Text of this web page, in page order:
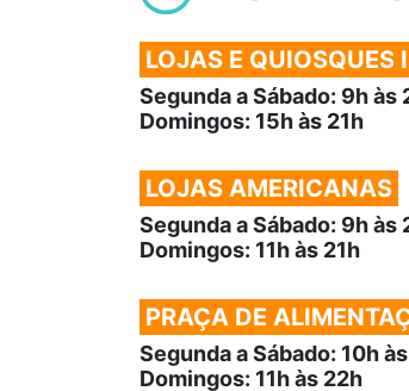
LOJAS E QUIOSQUES
Segunda a Sábado: 9h às
Domingos: 15h às 21h
LOJAS AMERICANAS
Segunda a Sábado: 9h às
Domingos: 11h às 21h
PRAÇA DE
Segunda a Sábado: 10h
Domingos: 11h às 22h